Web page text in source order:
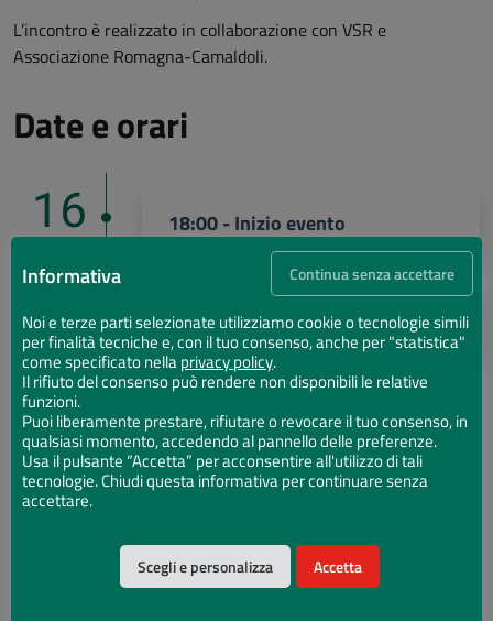
L’incontro è realizzato in collaborazione con VSR e
Associazione Romagna-Camaldoli.
Date e orari
16
GIU
18:00 - Inizio evento
16
GIU
19:30 - Fine evento
Aggiungi al calendario
Informativa
Noi e terze parti selezionate utilizziamo cookie o tecnologie simili
per finalità tecniche e, con il tuo consenso, anche per "statistica"
come specificato nellaprivacy policy.
Il rifiuto del consenso può rendere non disponibili le relative
funzioni.
Puoi liberamente prestare, rifiutare o revocare il tuo consenso, in
qualsiasi momento, accedendo al pannello delle preferenze.
Usa il pulsante “Accetta” per acconsentire all'utilizzo di tali
tecnologie. Chiudi questa informativa per continuare senza
accettare.
Scegli e personalizza Accetta
Continua senza accettare